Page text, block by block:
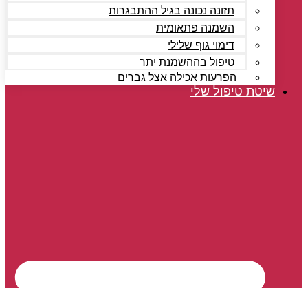
תזונה נכונה בגיל ההתבגרות
השמנה פתאומית
דימוי גוף שלילי
טיפול בההשמנת יתר
הפרעות אכילה אצל גברים
שיטת טיפול שלי